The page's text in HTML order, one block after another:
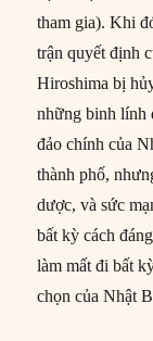
tham gia). Khi
trận quyết định
Hiroshima bị
những binh lính
đảo chính của
thành phố,
dược, và sức
bất kỳ cách
làm mất đi bất
chọn của Nhật